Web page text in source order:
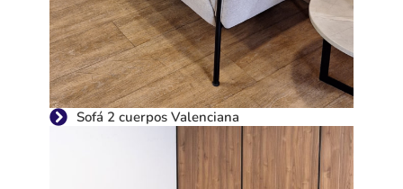
Sofá 2 cuerpos Valenciana